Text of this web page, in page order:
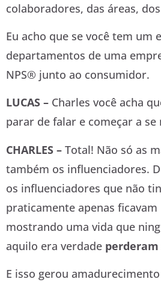
colaboradores, das áreas,
Eu acho que se você tem um
departamentos de uma
NPS® junto ao consumidor.
LUCAS – Charles você acha
parar de falar e começar a se
CHARLES – Total! Não só as
também os influenciadores.
os influenciadores que não
praticamente apenas ficavam
mostrando uma vida que
aquilo era verdade
E isso gerou